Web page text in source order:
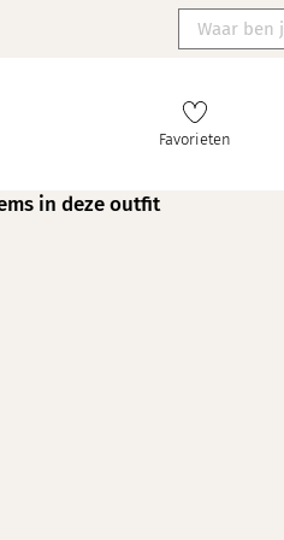
Favorieten
in deze outfit